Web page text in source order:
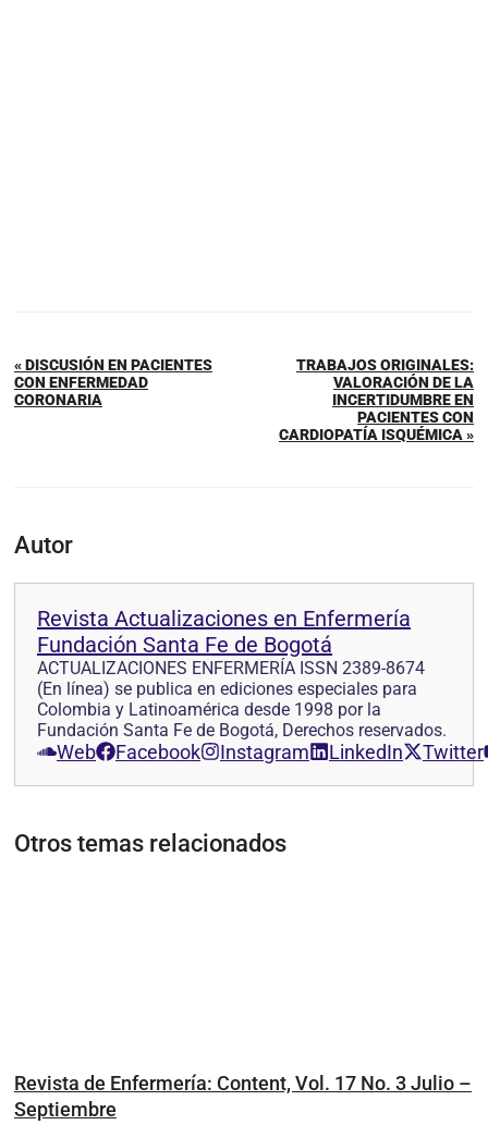
« DISCUSIÓN EN PACIENTES
CON ENFERMEDAD
CORONARIA
TRABAJOS ORIGINALES:
VALORACIÓN DE LA
INCERTIDUMBRE EN
PACIENTES CON
CARDIOPATÍA ISQUÉMICA »
Autor
Revista Actualizaciones en Enfermería
Fundación Santa Fe de Bogotá
ACTUALIZACIONES ENFERMERÍA ISSN 2389-8674
(En línea) se publica en ediciones especiales para
Colombia y Latinoamérica desde 1998 por la
Fundación Santa Fe de Bogotá, Derechos reservados.
Web Facebook Instagram LinkedIn Twitter
Otros temas relacionados
Revista de Enfermería: Content, Vol. 17 No. 3 Julio –
Septiembre